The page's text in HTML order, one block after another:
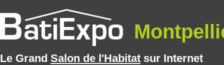
Le Grand Salon de l'Habitat sur Internet